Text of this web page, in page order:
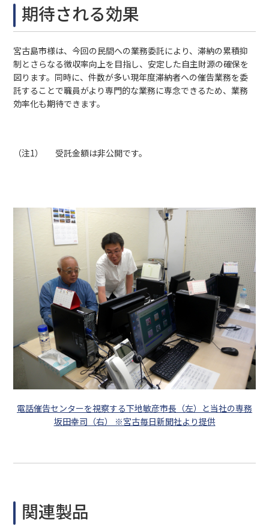
期待される効果
宮古島市様は、今回の民間への業務委託により、滞納の累積抑
制とさらなる徴収率向上を目指し、安定した自主財源の確保を
図ります。同時に、件数が多い現年度滞納者への催告業務を委
託することで職員がより専門的な業務に専念できるため、業務
効率化も期待できます。
（注1） 受託金額は非公開です。
電話催告センターを視察する下地敏彦市長（左）と当社の専務
坂田幸司（右） ※宮古毎日新聞社より提供
関連製品